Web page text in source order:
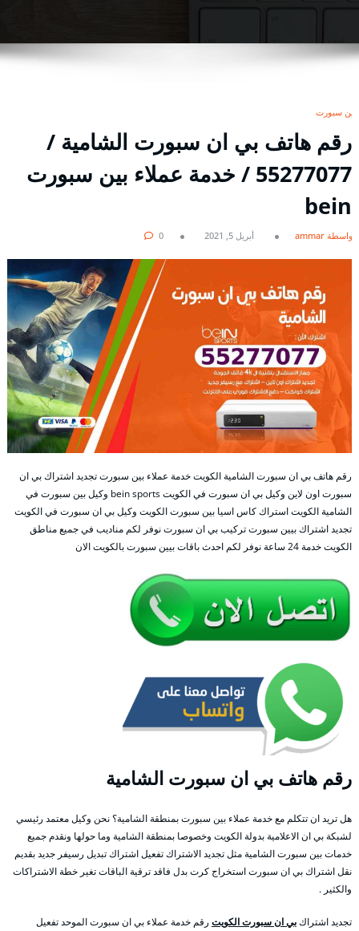
بين سبورت
رقم هاتف بي ان سبورت الشامية /
55277077 / خدمة عملاء بين سبورت
bein
بواسطة ammar أبريل 5, 2021 0
رقم هاتف بي ان سبورت الشامية الكويت خدمة عملاء بين سبورت تجديد اشتراك بي ان
سبورت اون لاين وكيل بي ان سبورت في الكويت bein sports وكيل بين سبورت في
الشامية الكويت استراك كاس اسيا بين سبورت الكويت وكيل بي ان سبورت في الكويت
تجديد اشتراك بيين سبورت تركيب بي ان سبورت نوفر لكم مناديب في جميع مناطق
الكويت خدمة 24 ساعة نوفر لكم احدث باقات بيين سبورت بالكويت الان
رقم هاتف بي ان سبورت الشامية
هل تريد ان تتكلم مع خدمة عملاء بين سبورت بمنطقة الشامية؟ نحن وكيل معتمد رئيسي
لشبكة بي ان الاعلامية بدولة الكويت وخصوصا بمنطقة الشامية وما حولها ونقدم جميع
خدمات بين سبورت الشامية مثل تجديد الاشتراك تفعيل اشتراك تبديل رسيفر جديد بقديم
نقل اشتراك بي ان سبورت استخراج كرت بدل فاقد ترقية الباقات تغير خطة الاشتراكات
والكثير .
تجديد اشتراكبي ان سبورت الكويت رقم خدمة عملاء بي ان سبورت الموحد تفعيل